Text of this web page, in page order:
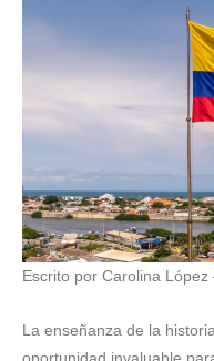
Escrito por Carolina
La enseñanza de la